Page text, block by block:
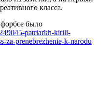
класса.
форбсе было
patriarkh-kirill-
za-prenebrezhenie-k-narodu